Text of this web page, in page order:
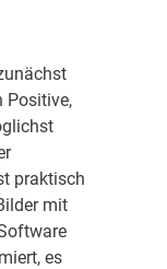
Positive,
praktisch
mit
es